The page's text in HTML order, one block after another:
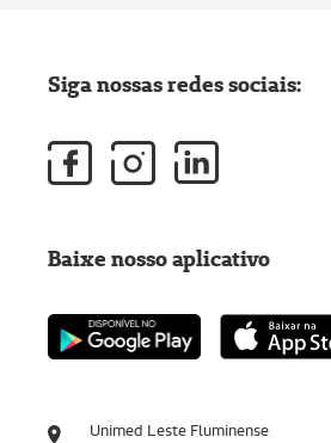
Unimed Leste Fluminense
Siga nossas redes sociais:
Baixe nosso aplicativo